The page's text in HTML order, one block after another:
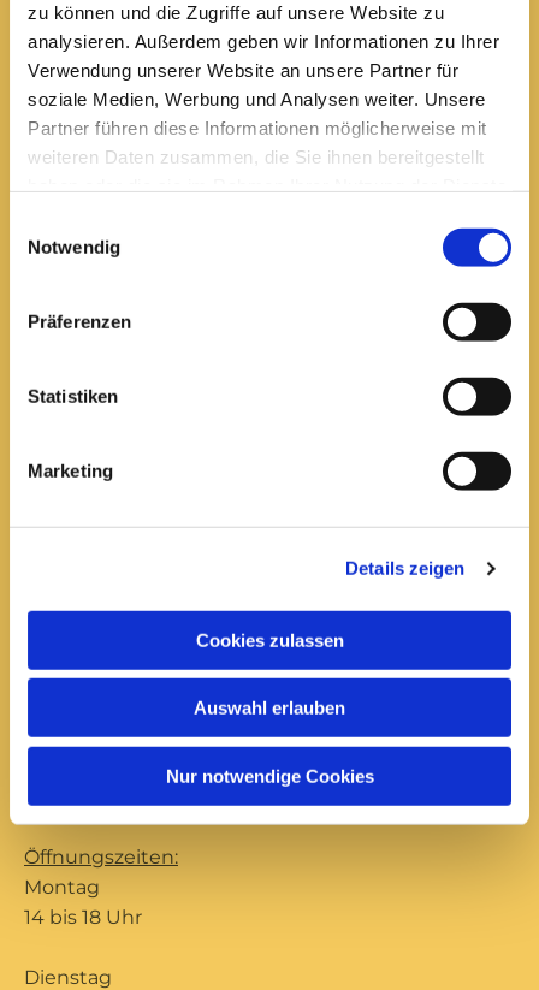
zu können und die Zugriffe auf unsere Website zu
analysieren. Außerdem geben wir Informationen zu Ihrer
Verwendung unserer Website an unsere Partner für
soziale Medien, Werbung und Analysen weiter. Unsere
Partner führen diese Informationen möglicherweise mit
weiteren Daten zusammen, die Sie ihnen bereitgestellt
Notwendig
Präferenzen
Statistiken
Marketing
Details zeigen
Cookies zulassen
Auswahl erlauben
Nur notwendige Cookies
Pfarrei St. Elisabeth Arnstadt
kath-kg-arnstadt@bistum-erfurt.de
Wachsenburgallee 16
03628 602285
Öffnungszeiten:
10 bis 12 Uhr
14 bis 16 Uhr
Büro Ilmenau
Unterpörlitzer Str. 15
Ilmenau, 98693
03677 202571
Öffnungszeiten:
Montag
14 bis 18 Uhr
Dienstag